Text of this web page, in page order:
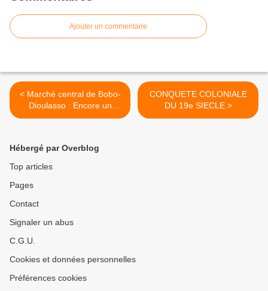
Ajouter un commentaire
< Marché central de Bobo-
Dioulasso : Encore un
incendie
CONQUETE COLONIALE
DU 19e SIECLE >
Hébergé par Overblog
Top articles
Pages
Contact
Signaler un abus
C.G.U.
Cookies et données personnelles
Préférences cookies